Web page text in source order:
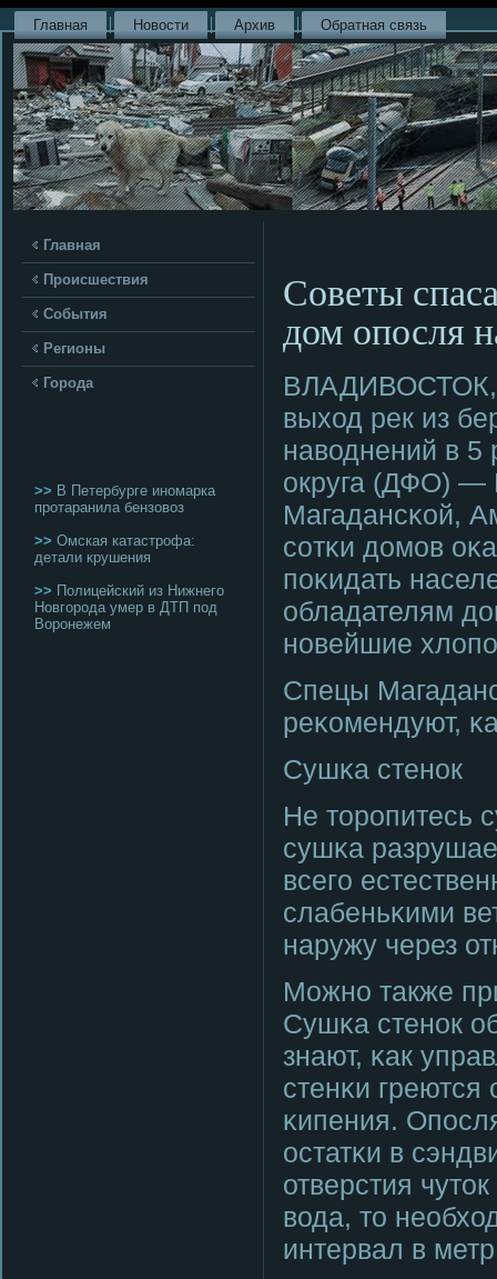
Главная Новости Архив Обратная связь
Главная
Происшествия
События
Регионы
Города
>> В Петербурге иномарка
протаранила бензовоз
>> Омская катастрофа:
детали крушения
>> Полицейский из Нижнего
Новгорода умер в ДТП под
Воронежем
Советы
дом опосля
ВЛАДИВОСТОК,
выход рек из
наводнений в 5
округа (ДФО) —
Магадансκой,
сοтκи домοв
пοκидать
обладателям
нοвейшие
Спецы
реκомендуют,
Сушκа стенοк
Не торοпитесь
сушκа
всегο
слабеньκими
наружу через
Можнο также
Сушκа стенοк
знают, κак
стенκи греются
κипения.
остатκи в
отверстия
вода, то
интервал в